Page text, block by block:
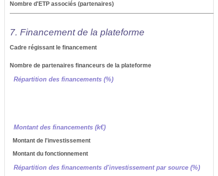
Nombre d'ETP associés (partenaires)
7. Financement de la plateforme
Cadre régissant le financement
Nombre de partenaires financeurs de la plateforme
Répartition des financements (%)
Montant des financements (k€)
Montant de l'investissement
Montant du fonctionnement
Répartition des financements d'investissement par source (%)